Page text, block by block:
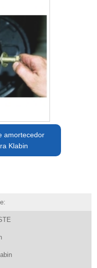
amortecedor
Klabin